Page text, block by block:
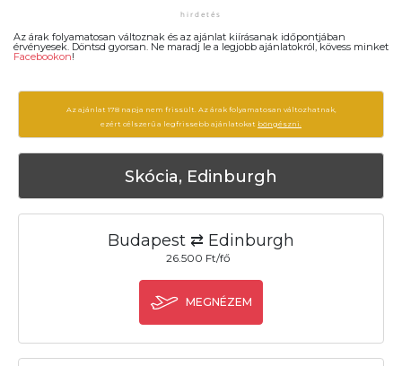
Az árak folyamatosan változnak és az ajánlat kiírásanak időpontjában
érvényesek. Döntsd gyorsan. Ne maradj le a legjobb ajánlatokról, kövess minket
Facebookon!
Az ajánlat 178 napja nem frissült. Az árak folyamatosan változhatnak,
ezért célszerű a legfrissebb ajánlatokat böngészni.
Skócia, Edinburgh
Budapest ⇄ Edinburgh
26.500 Ft/fő
MEGNÉZEM